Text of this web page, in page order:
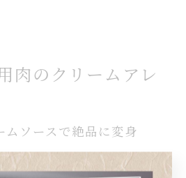
肉のクリームアレ
ムソースで絶品に変身
き、翌日の献立に困ることはあ